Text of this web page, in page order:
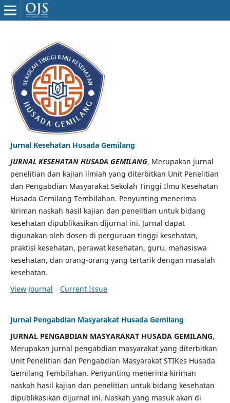
Jurnal Kesehatan Husada Gemilang
JURNAL KESEHATAN HUSADA GEMILANG, Merupakan jurnal
penelitian dan kajian ilmiah yang diterbitkan Unit Penelitian
dan Pengabdian Masyarakat Sekolah Tinggi Ilmu Kesehatan
Husada Gemilang Tembilahan. Penyunting menerima
kiriman naskah hasil kajian dan penelitian untuk bidang
kesehatan dipublikasikan dijurnal ini. Jurnal dapat
digunakan oleh dosen di perguruan tinggi kesehatan,
praktisi kesehatan, perawat kesehatan, guru, mahasiswa
kesehatan, dan orang-orang yang tertarik dengan masalah
kesehatan.
View Journal
Current Issue
Jurnal Pengabdian Masyarakat Husada Gemilang
JURNAL PENGABDIAN MASYARAKAT HUSADA GEMILANG,
Merupakan jurnal pengabdian masyarakat yang diterbitkan
Unit Penelitian dan Pengabdian Masyarakat STIKes Husada
Gemilang Tembilahan. Penyunting menerima kiriman
naskah hasil kajian dan penelitian untuk bidang kesehatan
dipublikasikan dijurnal ini. Naskah yang masuk akan di